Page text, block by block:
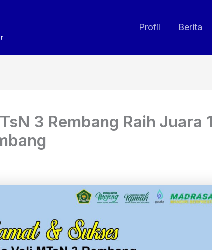
Profil Berita
3 Rembang Raih Juara 1